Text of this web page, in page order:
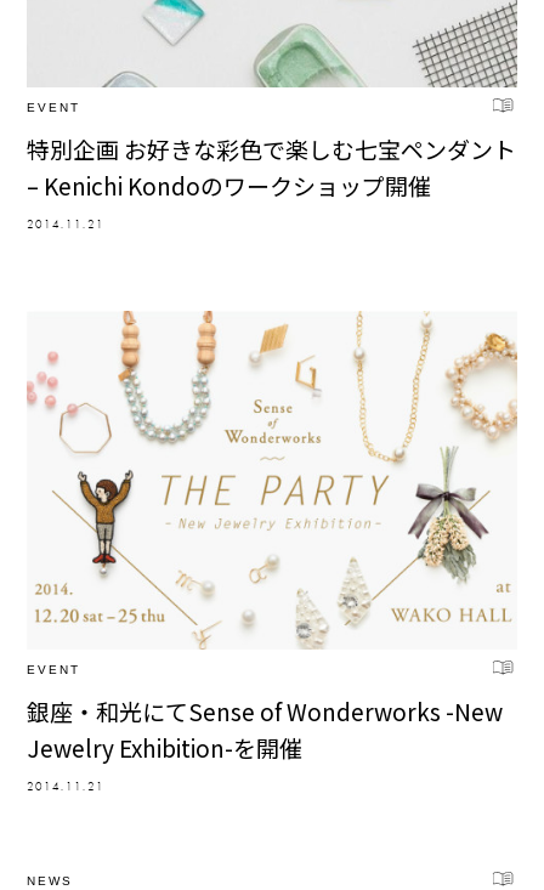
EVENT
特別企画 お好きな彩色で楽しむ七宝ペンダント
– Kenichi Kondoのワークショップ開催
2014.11.21
EVENT
銀座・和光にてSense of Wonderworks -New
Jewelry Exhibition-を開催
2014.11.21
NEWS